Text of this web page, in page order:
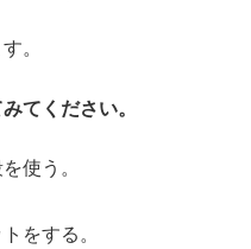
。
てください。
使う。
をする。